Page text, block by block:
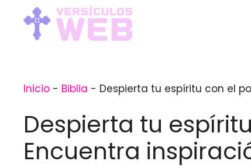
content
Inicio - Biblia - Despierta tu espíritu con el
Despierta tu
Encuentra